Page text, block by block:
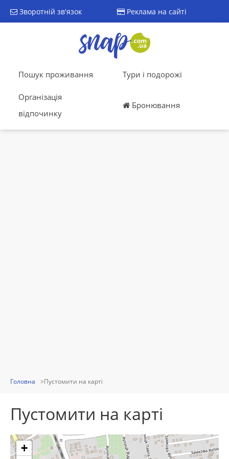
Зворотній зв'язок Реклама на сайті
Пошук проживання Тури і подорожі
Організація
відпочинку
Бронювання
Головна Пустомити на карті
Пустомити на карті
+